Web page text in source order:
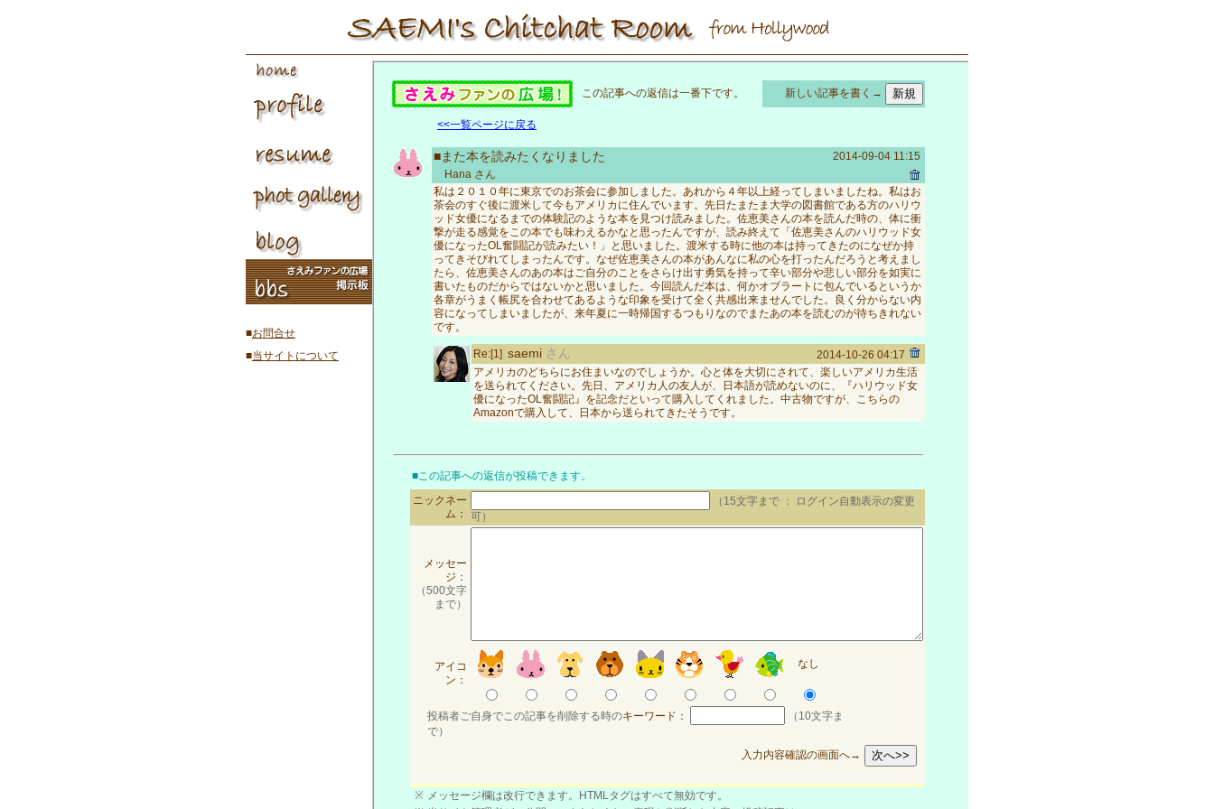
■お問合せ
■当サイトについて
この記事への返信は一番下です。 新しい記事を書く→
<<一覧ページに戻る
■また本を読みたくなりました
2014-09-04 11:15
Hana さん
私は２０１０年に東京でのお茶会に参加しました。あれから４年以上経ってしまいましたね。私はお
茶会のすぐ後に渡米して今もアメリカに住んでいます。先日たまたま大学の図書館である方のハリウ
ッド女優になるまでの体験記のような本を見つけ読みました。佐恵美さんの本を読んだ時の、体に衝
撃が走る感覚をこの本でも味わえるかなと思ったんですが、読み終えて「佐恵美さんのハリウッド女
優になったOL奮闘記が読みたい！」と思いました。渡米する時に他の本は持ってきたのになぜか持
ってきそびれてしまったんです。なぜ佐恵美さんの本があんなに私の心を打ったんだろうと考えまし
たら、佐恵美さんのあの本はご自分のことをさらけ出す勇気を持って辛い部分や悲しい部分を如実に
書いたものだからではないかと思いました。今回読んだ本は、何かオブラートに包んでいるというか
各章がうまく帳尻を合わせてあるような印象を受けて全く共感出来ませんでした。良く分からない内
容になってしまいましたが、来年夏に一時帰国するつもりなのでまたあの本を読むのが待ちきれない
です。
Re:[1] saemi さん
2014-10-26 04:17
アメリカのどちらにお住まいなのでしょうか。心と体を大切にされて、楽しいアメリカ生活
を送られてください。先日、アメリカ人の友人が、日本語が読めないのに、『ハリウッド女
優になったOL奮闘記』を記念だといって購入してくれました。中古物ですが、こちらの
Amazonで購入して、日本から送られてきたそうです。
■この記事への返信が投稿できます。
ニックネー
ム：
（15文字まで ： ログイン自動表示の変更
可）
メッセー
ジ：
（500文字
まで）
アイコ
ン：
なし
投稿者ご自身でこの記事を削除する時のキーワード：
（10文字ま
で）
入力内容確認の画面へ→
※ メッセージ欄は改行できます。HTMLタグはすべて無効です。